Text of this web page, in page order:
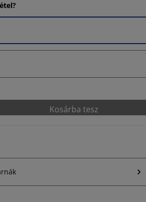
Kosárba tesz